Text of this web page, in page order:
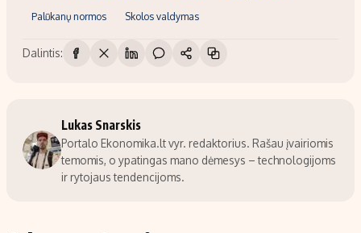
Palūkanų normos Skolos valdymas
Dalintis:
Lukas Snarskis
Portalo Ekonomika.lt vyr. redaktorius. Rašau įvairiomis
temomis, o ypatingas mano dėmesys – technologijoms
ir rytojaus tendencijoms.